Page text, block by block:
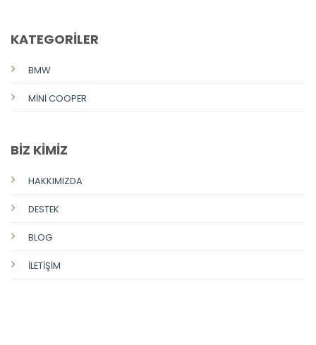
KATEGORİLER
BMW
MİNİ COOPER
BİZ KİMİZ
HAKKIMIZDA
DESTEK
BLOG
İLETİŞİM